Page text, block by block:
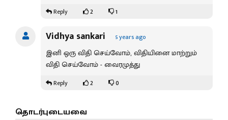
Reply 2 1
Vidhya sankari 5 years ago
இனி ஒரு விதி செய்வோம், விதியினை மாற்றும்
விதி செய்வோம் - வைரமுத்து
Reply 2 0
தொடர்புடையவை